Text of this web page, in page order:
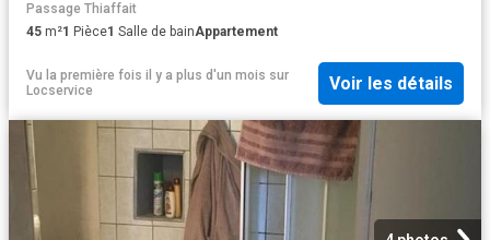
Passage Thiaffait
45 m²1 Pièce1 Salle de bainAppartement
Vu la première fois il y a plus d'un mois sur
Locservice
Voir les détails